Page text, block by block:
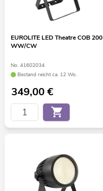
EUROLITE LED Theatre COB 200
WW/CW
No. 41602034
Bestand reicht ca. 12 Wo.
349,00€